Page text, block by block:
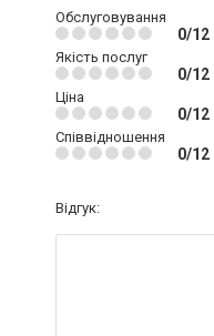
Обслуговування
0/12
Якість послуг
0/12
Ціна
0/12
Співвідношення
0/12
Відгук: